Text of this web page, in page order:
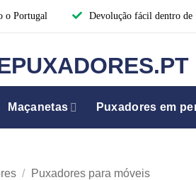
o Portugal Devolução fácil dentro de
Maçanetas Puxadores em
/ Puxadores para móveis